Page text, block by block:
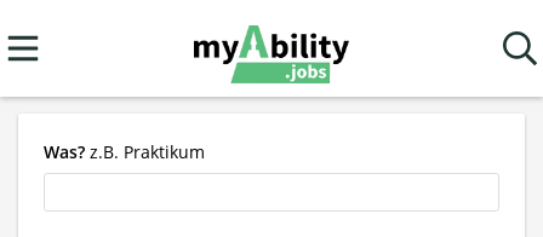
Was? z.B. Praktikum